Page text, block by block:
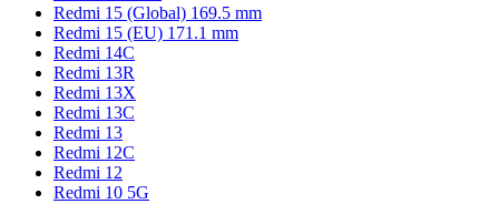
Redmi 15 (Global) 169.5 mm
Redmi 15 (EU) 171.1 mm
Redmi 14C
Redmi 13R
Redmi 13X
Redmi 13C
Redmi 13
Redmi 12C
Redmi 12
Redmi 10 5G